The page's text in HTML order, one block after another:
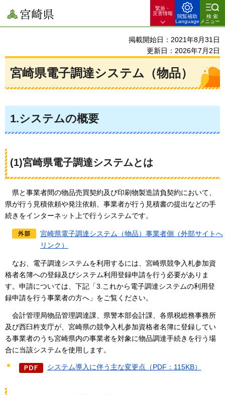
宮崎県
緊急・
災害情報
閲覧補助
Language
検索
メニュー
掲載開始日：2021年8月31日
更新日：2026年7月2日
宮崎県電子調達システム（物品）
1.システムの概要
(1)宮崎県電子調達システムとは
県と事業者間の物品売買契約及び印刷物製造請負契約において、
県が行う見積依頼や発注依頼、事業者が行う見積書の提出などの手
続きをインターネット上で行うシステムです。
宮崎県電子調達システム（物品）事業者側（外部サイトへ
リンク）
なお、電子調達システムを利用するには、宮崎県競争入札参加資
格者名簿への登録及びシステム利用登録申請を行う必要がありま
す。申請については、下記「3.これから電子調達システムの利用登
録申請を行う事業者の方へ」をご覧ください。
会計管理局物品管理調達課、県警本部会計課、各県税総務事務所
及び西臼杵支庁が、宮崎県の競争入札参加資格者名簿に登録してい
る事業者のうち宮崎県内の事業者を対象に物品調達手続きを行う場
合に当該システムを使用します。
システム導入に伴う主な変更点（PDF：115KB）